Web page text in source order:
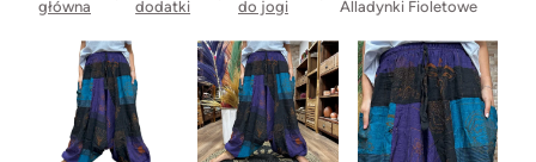
główna
dodatki
do jogi
Alladynki Fioletowe